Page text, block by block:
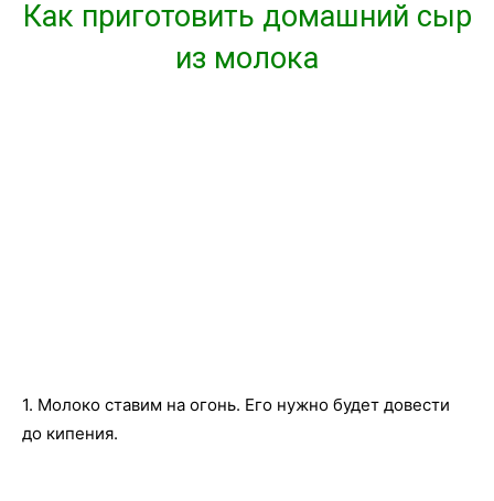
Как приготовить домашний сыр
из молока
1. Молоко ставим на огонь. Его нужно будет довести
до кипения.